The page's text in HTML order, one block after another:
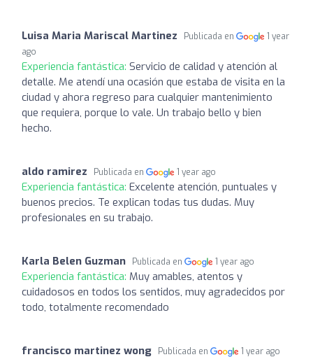
Luisa Maria Mariscal Martinez Publicada en
1 year
ago
Experiencia fantástica: Servicio de calidad y atención al
detalle. Me atendí una ocasión que estaba de visita en la
ciudad y ahora regreso para cualquier mantenimiento
que requiera, porque lo vale. Un trabajo bello y bien
hecho.
aldo ramirez Publicada en 1 year ago
Experiencia fantástica: Excelente atención, puntuales y
buenos precios. Te explican todas tus dudas. Muy
profesionales en su trabajo.
Karla Belen Guzman Publicada en 1 year ago
Experiencia fantástica: Muy amables, atentos y
cuidadosos en todos los sentidos, muy agradecidos por
todo, totalmente recomendado
francisco martinez wong Publicada en 1 year ago